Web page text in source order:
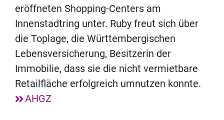
eröffneten Shopping-Centers am
Innenstadtring unter. Ruby freut sich über
die Toplage, die Württembergischen
Lebensversicherung, Besitzerin der
Immobilie, dass sie die nicht vermietbare
Retailfläche erfolgreich umnutzen konnte.
AHGZ